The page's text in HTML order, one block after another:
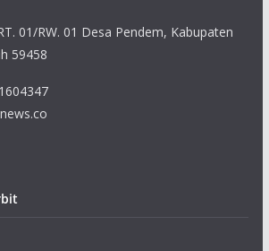
01/RW. 01 Desa Pendem, Kabupaten
59458